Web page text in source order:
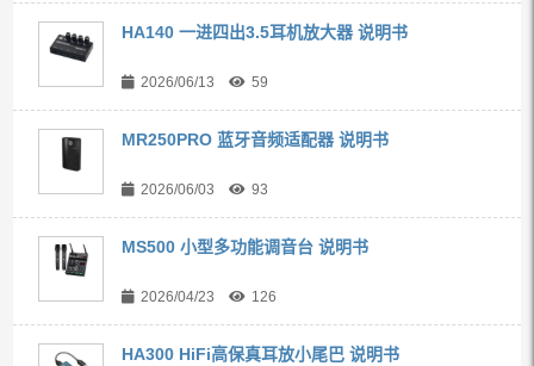
HA140 一进四出3.5耳机放大器 说明书
2026/06/13 59
MR250PRO 蓝牙音频适配器 说明书
2026/06/03 93
MS500 小型多功能调音台 说明书
2026/04/23 126
HA300 HiFi高保真耳放小尾巴 说明书